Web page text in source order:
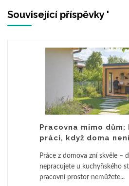
Související příspěvky '
Pracovna mimo
práci, když doma
Práce z domova zní skvěle –
nepracujete u kuchyňského
pracovní prostor nemůžete...